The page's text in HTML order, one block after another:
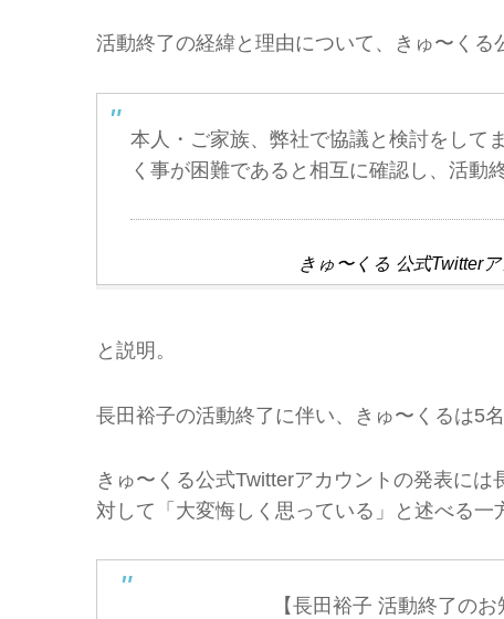
活動終了の経緯と理由について、きゅ〜くる
本人・ご家族、弊社で協議と検討をして
く事が困難であると相互に確認し、活動
きゅ〜くる 公式Twitter
と説明。
長田裕子の活動終了に伴い、きゅ〜くるは5
きゅ〜くる公式Twitterアカウントの発表に
対して「大変悔しく思っている」と述べる一
【長田裕子 活動終了のお